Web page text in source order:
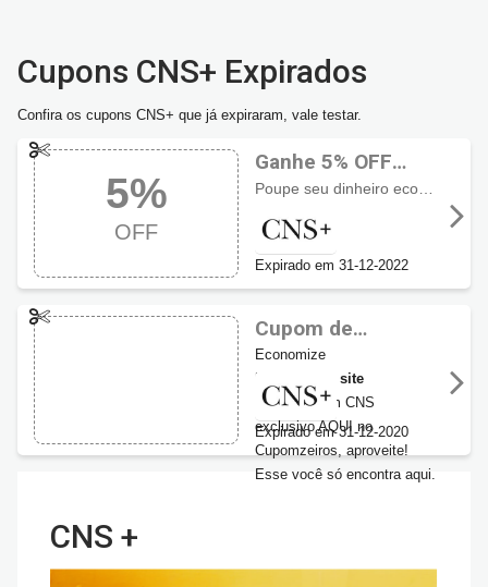
Cupons CNS+ Expirados
Confira os cupons CNS+ que já expiraram, vale testar.
5%
OFF
Ganhe 5% OFF
usando Cupom
CNS+
Expirado em 31-12-2022
Cupom de
desconto CNS 5%
OFF
Economize
5% em todo site
com o cupom CNS
exclusivo AQUI no
Cupomzeiros, aproveite!
Esse você só encontra aqui.
Expirado em 31-12-2020
CNS +